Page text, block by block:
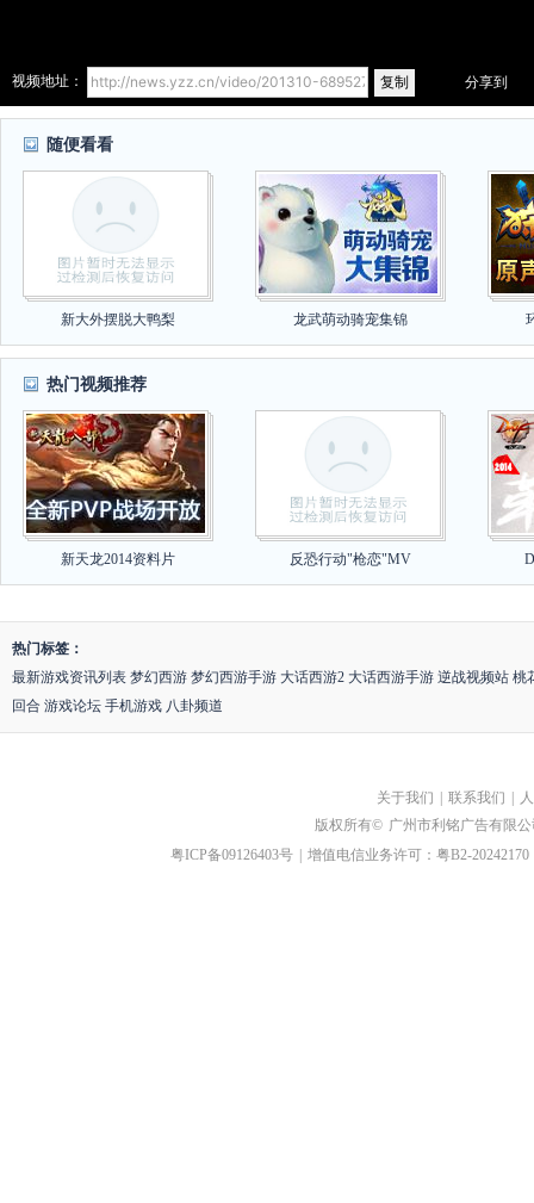
视频地址： 复制 分享到
随便看看
新大外摆脱大鸭梨 龙武萌动骑宠集锦
热门视频推荐
新天龙2014资料片 反恐行动"枪恋"MV
热门标签：
最新游戏资讯列表 梦幻西游 梦幻西游手游 大话西游2 大话西游手游 逆战视频站 桃
回合 游戏论坛 手机游戏 八卦频道
关于我们 联系我们
版权所有© 广州市利铭广告有限
粤ICP备09126403号 | 增值电信业务许可：粤B2-20242170